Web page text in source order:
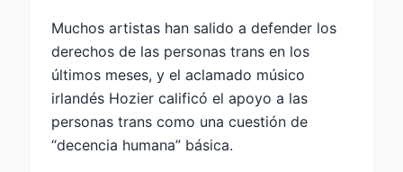
Muchos artistas han salido a defender los
derechos de las personas trans en los
últimos meses, y el aclamado músico
irlandés Hozier calificó el apoyo a las
personas trans como una cuestión de
“decencia humana” básica.